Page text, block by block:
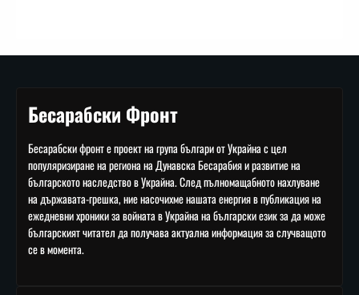
Бесарабски Фронт
Бесарабски фронт е проект на група българи от Украйна с цел
популяризиране на региона на Дунавска Бесарабия и развитие на
българското наследство в Украйна. След пълномащабното нахлуване
на държавата-грешка, ние насочихме нашата енергия в публикация на
ежедневни хроники за войната в Украйна на български език за да може
българският читател да получава актуална информация за случващото
се в момента.